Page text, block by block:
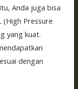
Anda juga bisa
(High Pressure
yang kuat.
dengan